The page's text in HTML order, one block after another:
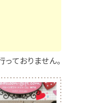
ておりません。